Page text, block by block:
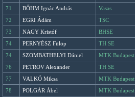
71
BŐHM Ignác András Vasas
72
EGRI Ádám TSC
73
NAGY Kristóf BHSE
74
PERNYÉSZ Fülöp TH SE
74
SZOMBATHELYI Dániel MTK Budapest
76
PETROV Alexander TH SE
77
VALKÓ Miksa MTK Budapest
78
POLGÁR Ábel MTK Budapest